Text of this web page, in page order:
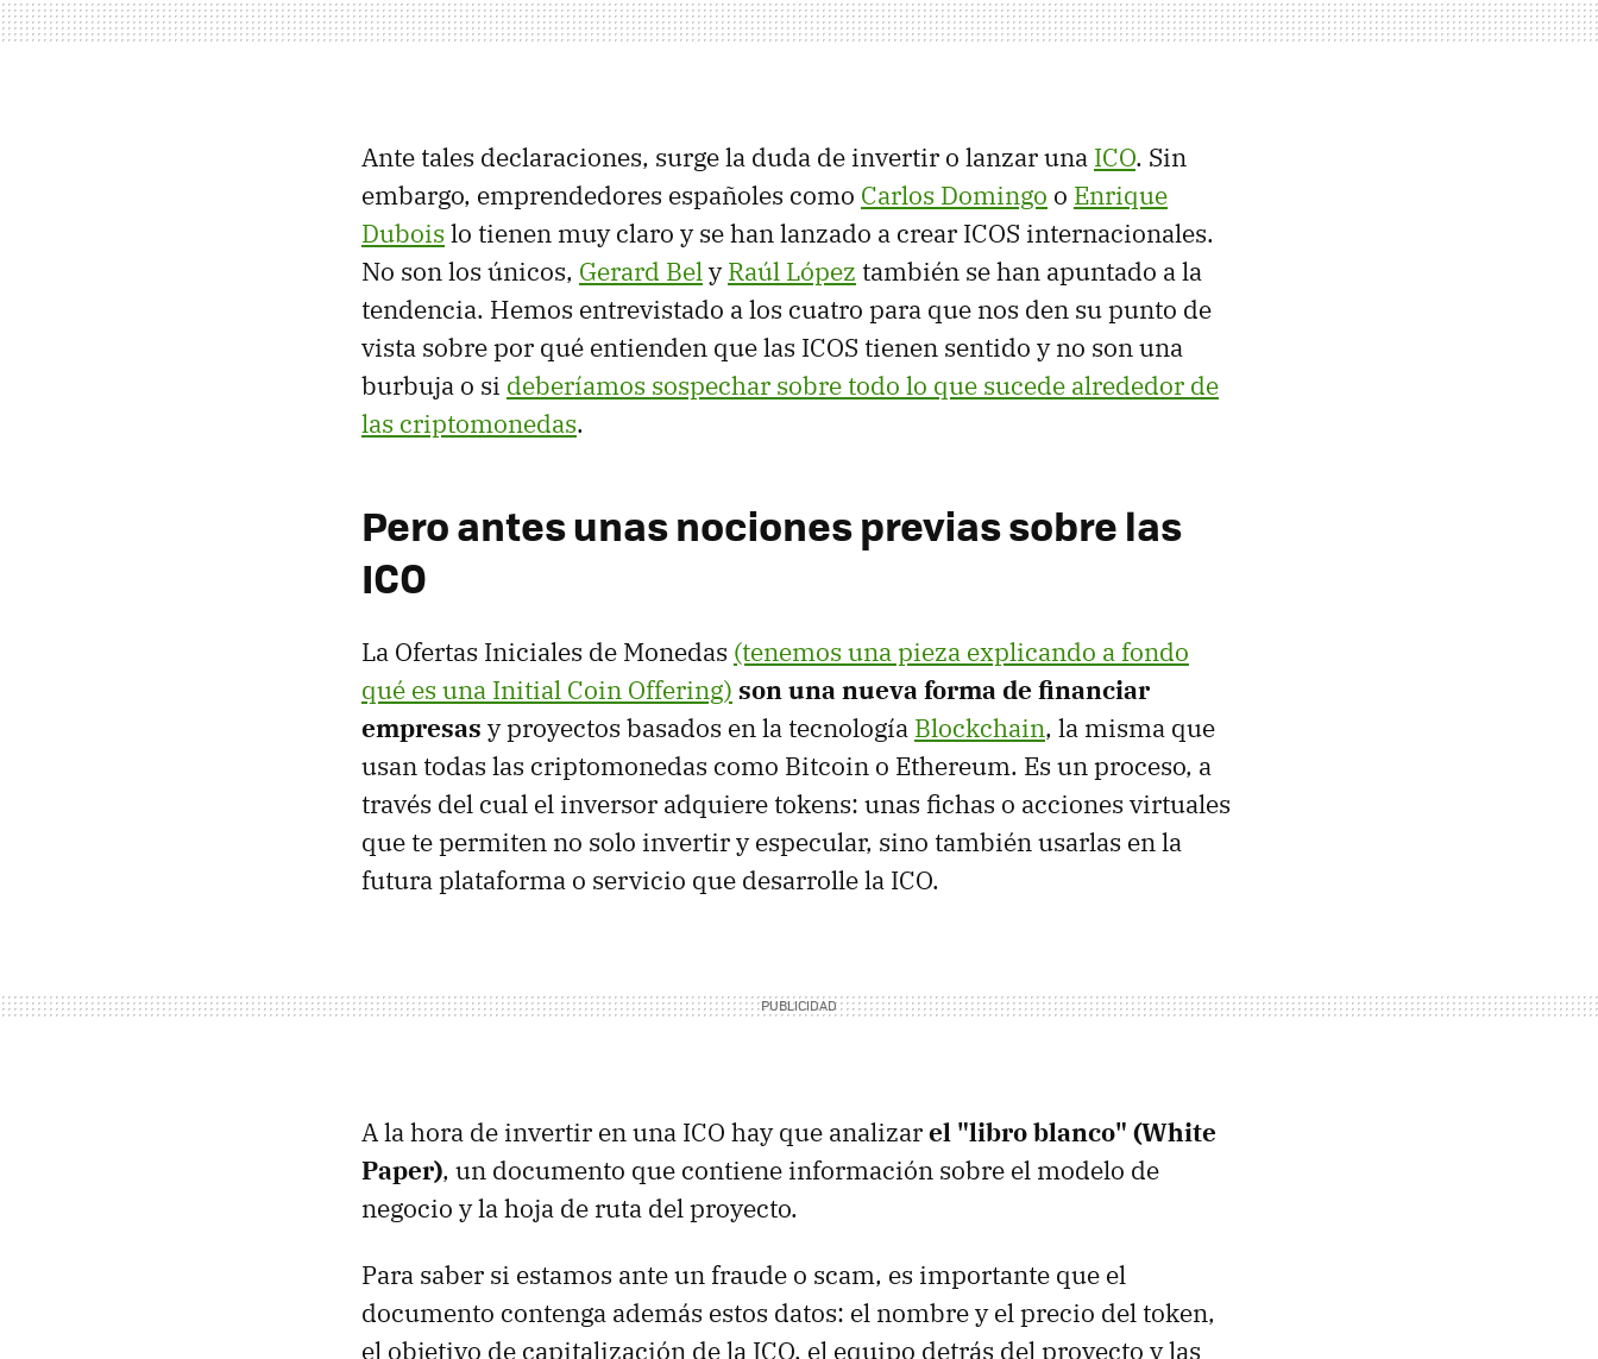
Ante tales declaraciones, surge la duda de invertir o lanzar una ICO. Sin
embargo, emprendedores españoles como Carlos Domingo o Enrique
Dubois lo tienen muy claro y se han lanzado a crear ICOS internacionales.
No son los únicos, Gerard BelyRaúl López también se han apuntado a la
tendencia. Hemos entrevistado a los cuatro para que nos den su punto de
vista sobre por qué entienden que las ICOS tienen sentido y no son una
burbuja o si deberíamos sospechar sobre todo lo que sucede alrededor de
las criptomonedas.
Pero antes unas nociones previas sobre las
ICO
La Ofertas Iniciales de Monedas (tenemos una pieza explicando a fondo
qué es una Initial Coin Offering) son una nueva forma de financiar
empresas y proyectos basados en la tecnología Blockchain, la misma que
usan todas las criptomonedas como Bitcoin o Ethereum. Es un proceso, a
través del cual el inversor adquiere tokens: unas fichas o acciones virtuales
que te permiten no solo invertir y especular, sino también usarlas en la
futura plataforma o servicio que desarrolle la ICO.
A la hora de invertir en una ICO hay que analizarel "libro blanco" (White
Paper), un documento que contiene información sobre el modelo de
negocio y la hoja de ruta del proyecto.
Para saber si estamos ante un fraude o scam, es importante que el
documento contenga además estos datos: el nombre y el precio del token,
el objetivo de capitalización de la ICO, el equipo detrás del proyecto y las